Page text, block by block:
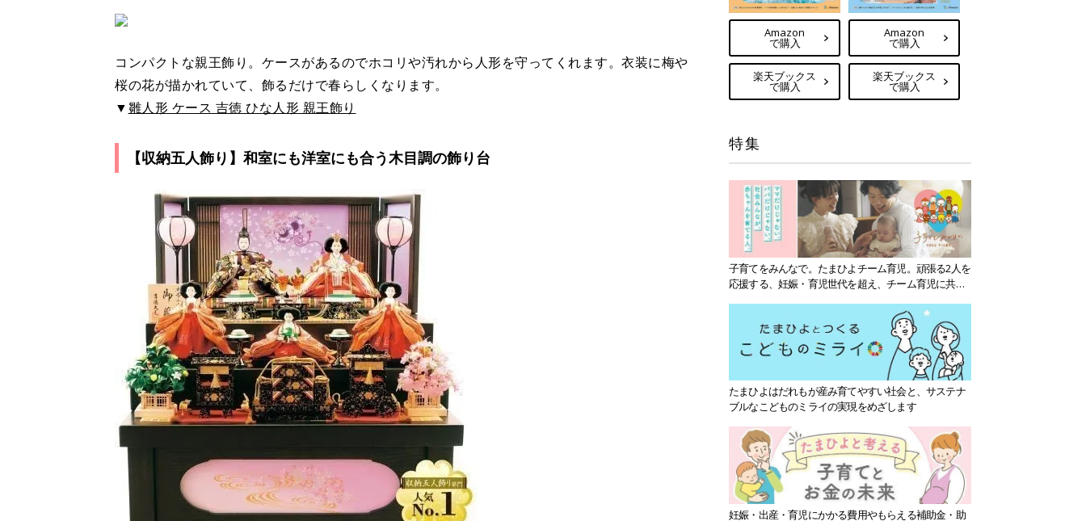
コンパクトな親王飾り。ケースがあるのでホコリや汚れから人形を守ってくれます。衣装に梅や
桜の花が描かれていて、飾るだけで春らしくなります。
▼雛人形 ケース 吉徳 ひな人形 親王飾り
【収納五人飾り】和室にも洋室にも合う木目調の飾り台
Amazon
で購入
楽天ブックス
で購入
Amazon
で購入
楽天ブックス
で購入
特集
子育てをみんなで。たまひよチーム育児。頑張る2人を
応援する、妊娠・育児世代を超え、チーム育児に共感
たまひよはだれもが産み育てやすい社会と、サステナ
ブルなこどものミライの実現をめざします
妊娠・出産・育児にかかる費用やもらえる補助金・助